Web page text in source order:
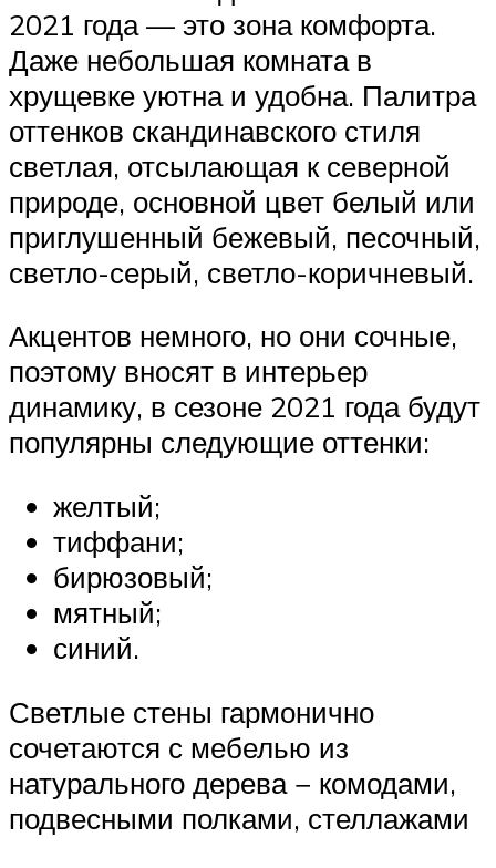
2021 года — это зона комфорта.
Даже небольшая комната в
хрущевке уютна и удобна. Палитра
оттенков скандинавского стиля
светлая, отсылающая к северной
природе, основной цвет белый или
приглушенный бежевый, песочный,
светло-серый, светло-коричневый.
Акцентов немного, но они сочные,
поэтому вносят в интерьер
динамику, в сезоне 2021 года будут
популярны следующие оттенки:
желтый;
тиффани;
бирюзовый;
мятный;
синий.
Светлые стены гармонично
сочетаются с мебелью из
натурального дерева − комодами,
подвесными полками, стеллажами